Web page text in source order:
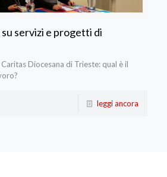
servizi e progetti di
Diocesana di Trieste: qual è il
leggi ancora